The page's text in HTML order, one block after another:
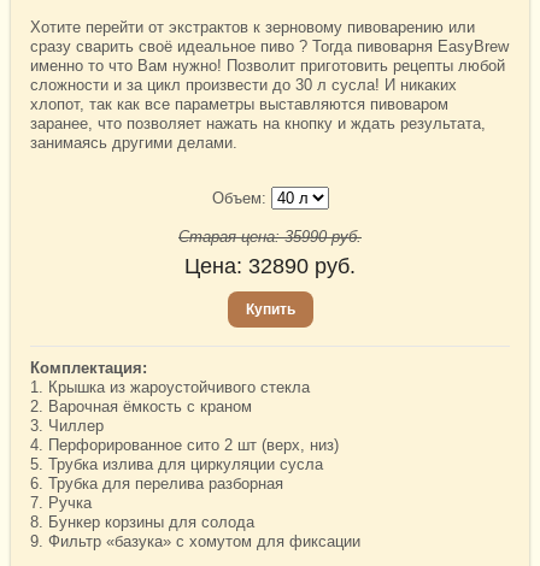
Хотите перейти от экстрактов к зерновому пивоварению или
сразу сварить своё идеальное пиво ? Тогда пивоварня EasyBrew
именно то что Вам нужно! Позволит приготовить рецепты любой
сложности и за цикл произвести до 30 л сусла! И никаких
хлопот, так как все параметры выставляются пивоваром
заранее, что позволяет нажать на кнопку и ждать результата,
занимаясь другими делами.
Объем:
Старая цена:35990руб.
Цена: 32890 руб.
Купить
Комплектация:
1. Крышка из жароустойчивого стекла
2. Варочная ёмкость с краном
3. Чиллер
4. Перфорированное сито 2 шт (верх, низ)
5. Трубка излива для циркуляции сусла
6. Трубка для перелива разборная
7. Ручка
8. Бункер корзины для солода
9. Фильтр «базука» с хомутом для фиксации